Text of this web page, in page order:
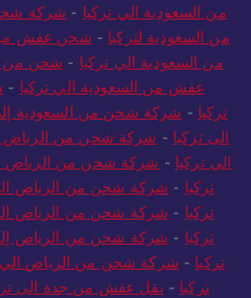
من السعودية الي تركيا - شركة
من السعودية لتركيا - شحن عفش من
من السعودية الي تركيا - شحن من
عفش من السعودية الي تركيا -
تركيا - شركة شحن من السعودية
الى تركيا - شركة شحن من الرياض
الي تركيا - شركة شحن من الرياض
تركيا - شركة شحن من الرياض
تركيا - شركة شحن من الرياض
تركيا - شركة شحن من الرياض
تركيا - شركة شحن من الرياض الي
تركيا - نقل عفش من جدة الى